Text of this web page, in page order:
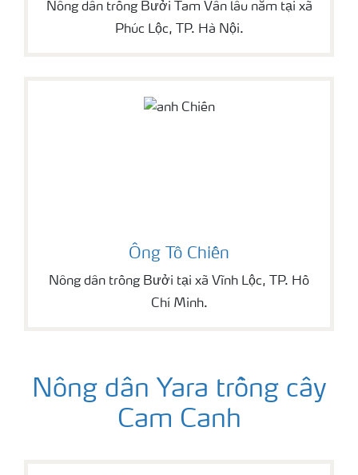
Nông dân trồng Bưởi Tam Vân lâu năm tại xã
Phúc Lộc, TP. Hà Nội.
Ông Tô Chiến
Nông dân trồng Bưởi tại xã Vĩnh Lộc, TP. Hồ
Chí Minh.
Nông dân Yara trồng cây
Cam Canh